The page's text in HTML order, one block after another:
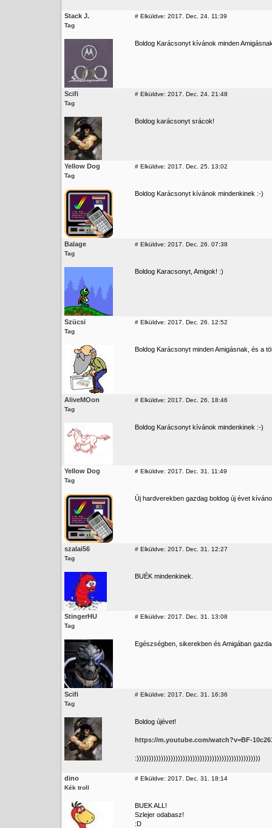
Stack J.
Tag
# Elküldve: 2017. Dec. 24. 11:39
Boldog Karácsonyt kívánok minden
Scifi
Tag
# Elküldve: 2017. Dec. 24. 21:48
Boldog karácsonyt srácok!
Yellow Dog
Tag
# Elküldve: 2017. Dec. 25. 13:02
Boldog Karácsonyt kívánok mindenkinek :-)
Balage
Tag
# Elküldve: 2017. Dec. 26. 07:38
Boldog Karacsonyt, Amigok! :)
Szücsi
Tag
# Elküldve: 2017. Dec. 26. 12:52
Boldog Karácsonyt minden Amigásnak, és a
AliveMOon
Tag
# Elküldve: 2017. Dec. 26. 18:46
Boldog Karácsonyt kívánok mindenkinek :-)
Yellow Dog
Tag
# Elküldve: 2017. Dec. 31. 11:49
Új hardverekben gazdag boldog új évet
szalai56
Tag
# Elküldve: 2017. Dec. 31. 12:27
BUÉK mindenkinek.
StingerHU
Tag
# Elküldve: 2017. Dec. 31. 13:08
Egészségben, sikerekben és Amigában
Scifi
Tag
# Elküldve: 2017. Dec. 31. 16:36
Boldog újévet!
https://m.youtube.com/watch?v=BF-
:)))))))))))))))))))))))))))))))))))))))))))))))))))
dino
Kék troll
# Elküldve: 2017. Dec. 31. 18:14
BUEK ALL!
Szlejer odabasz!
:D